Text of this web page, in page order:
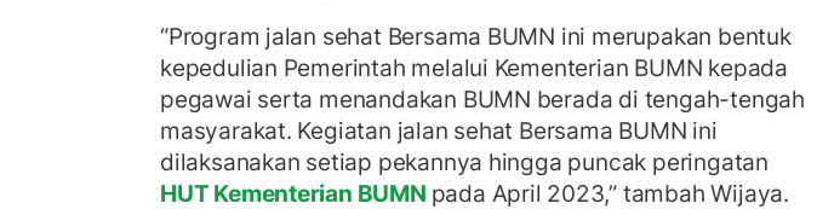
“Program jalan sehat Bersama BUMN ini merupakan bentuk
kepedulian Pemerintah melalui Kementerian BUMN kepada
pegawai serta menandakan BUMN berada di tengah-tengah
masyarakat. Kegiatan jalan sehat Bersama BUMN ini
dilaksanakan setiap pekannya hingga puncak peringatan
HUT Kementerian BUMN pada April 2023,” tambah Wijaya.